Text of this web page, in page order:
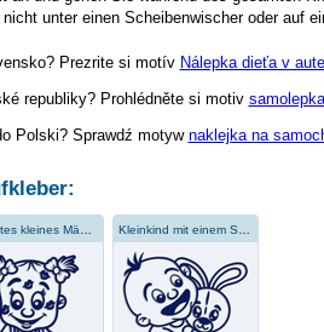
unter einen Scheibenwischer oder auf
Prezrite si motív Nálepka dieťa v
republiky? Prohlédněte si motiv
Polski? Sprawdź motywnaklejka na
Geliebtes kleines Mädchen Kleinkind mit einem Spielzeug